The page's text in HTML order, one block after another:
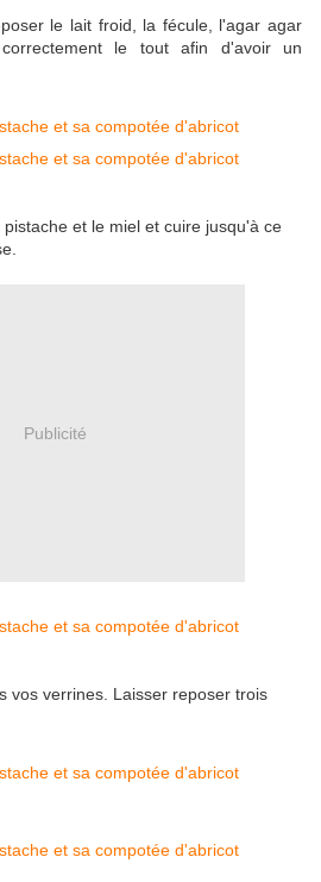
le lait froid, la fécule, l'agar agar
le tout afin d'avoir un
et le miel et cuire jusqu'à ce
Publicité
vos verrines. Laisser reposer trois